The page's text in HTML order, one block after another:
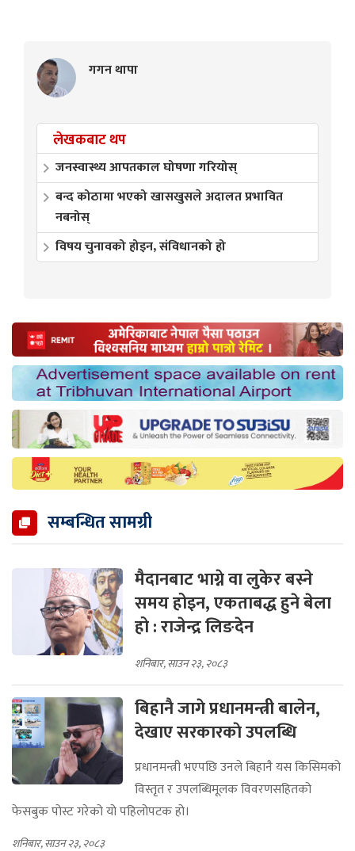
गगन थापा
लेखकबाट थप
जनस्वास्थ्य आपतकाल घोषणा गरियोस्
बन्द कोठामा भएको खासखुसले अदालत प्रभावित
नबनोस्
विषय चुनावको होइन‚ संविधानको हो
सम्बन्धित सामग्री
मैदानबाट भाग्ने वा लुकेर बस्ने
समय होइन, एकताबद्ध हुने बेला
हो : राजेन्द्र लिङदेन
शनिबार, साउन २३, २०८३
बिहानै जागे प्रधानमन्त्री बालेन,
देखाए सरकारकाे उपलब्धि
प्रधानमन्त्री भएपछि उनले बिहानै यस किसिमको
विस्तृत र उपलब्धिमूलक विवरणसहितको
फेसबुक पोस्ट गरेको यो पहिलोपटक हो।
शनिबार, साउन २३, २०८३